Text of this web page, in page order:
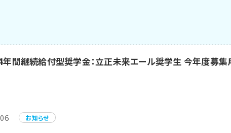
4年間継続給付型奨学金：立正未来エール奨学生 今年度募
お知らせ